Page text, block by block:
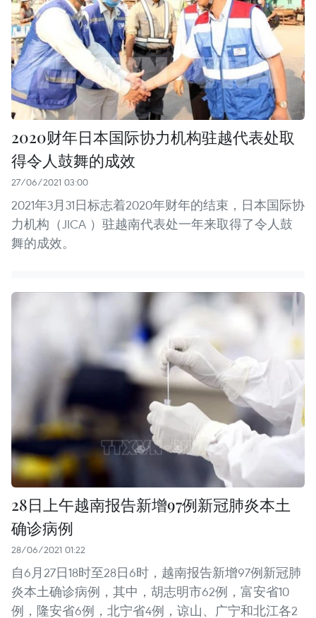
2020财年日本国际协力机构驻越代表处取
得令人鼓舞的成效
27/06/2021 03:00
2021年3月31日标志着2020年财年的结束，日本国际协
力机构（JICA ）驻越南代表处一年来取得了令人鼓
舞的成效。
28日上午越南报告新增97例新冠肺炎本土
确诊病例
28/06/2021 01:22
自6月27日18时至28日6时，越南报告新增97例新冠肺
炎本土确诊病例，其中，胡志明市62例，富安省10
例，隆安省6例，北宁省4例，谅山、广宁和北江各2